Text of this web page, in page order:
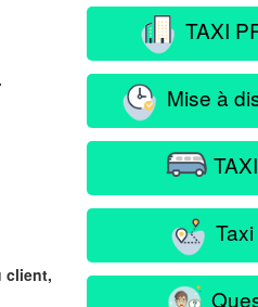
client,
TAXI
Mise à